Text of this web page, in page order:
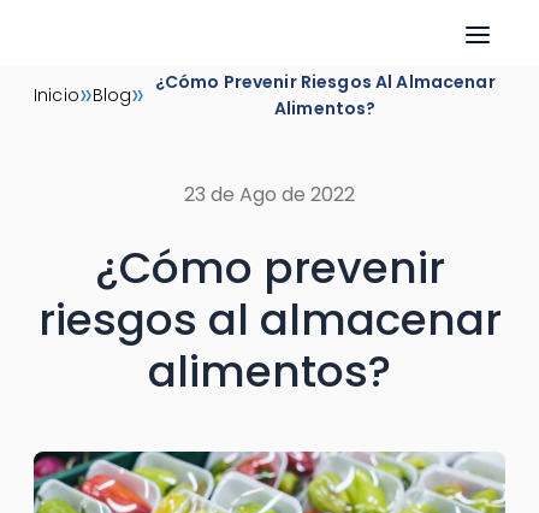
Inicio»Blog» ¿Cómo Prevenir Riesgos Al Almacenar
Alimentos?
23 de Ago de 2022
¿Cómo prevenir
riesgos al almacenar
alimentos?